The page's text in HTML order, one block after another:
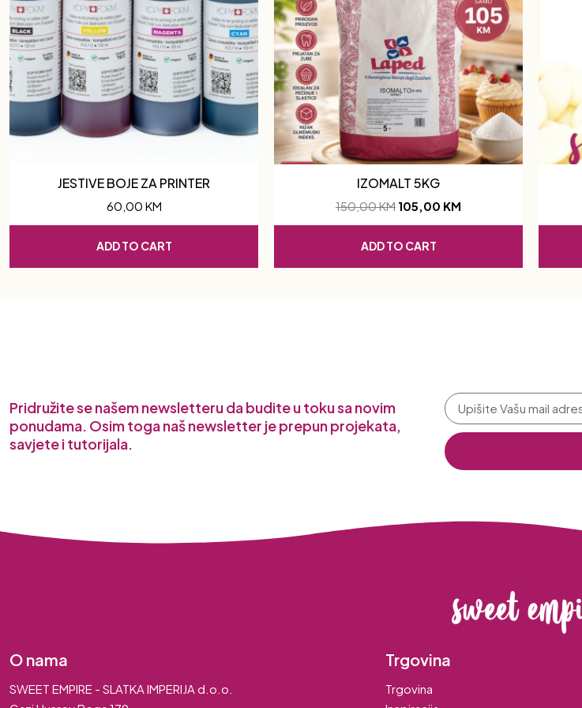
JESTIVE BOJE ZA PRINTER
60,00 KM
ADD TO CART
IZOMALT 5KG
150,00KM 105,00 KM
ADD TO CART
Pridružite se našem newsletteru da budite u toku sa novim
ponudama. Osim toga naš newsletter je prepun projekata,
savjete i tutorijala.
O nama
SWEET EMPIRE - SLATKA IMPERIJA d.o.o.
Trgovina
Trgovina